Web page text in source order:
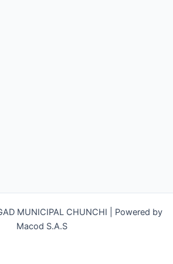
MUNICIPAL CHUNCHI | Powered by
Macod S.A.S